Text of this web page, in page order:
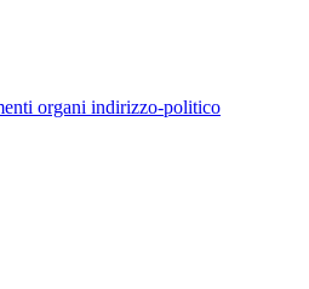
organi indirizzo-politico